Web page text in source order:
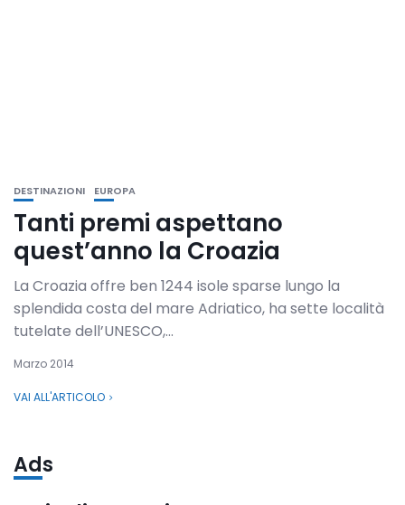
DESTINAZIONI EUROPA
Tanti premi aspettano
quest’anno la Croazia
La Croazia offre ben 1244 isole sparse lungo la
splendida costa del mare Adriatico, ha sette località
tutelate dell’UNESCO,...
Marzo 2014
VAI ALL'ARTICOLO
Ads